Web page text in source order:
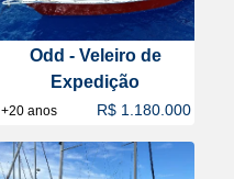
Odd - Veleiro de
Expedição
+20 anos R$ 1.180.000